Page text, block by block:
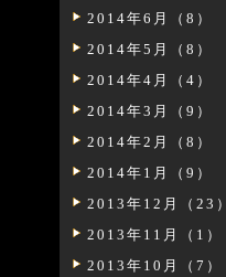
2014年6月（8）
2014年5月（8）
2014年4月（4）
2014年3月（9）
2014年2月（8）
2014年1月（9）
2013年12月（23）
2013年11月（1）
2013年10月（7）